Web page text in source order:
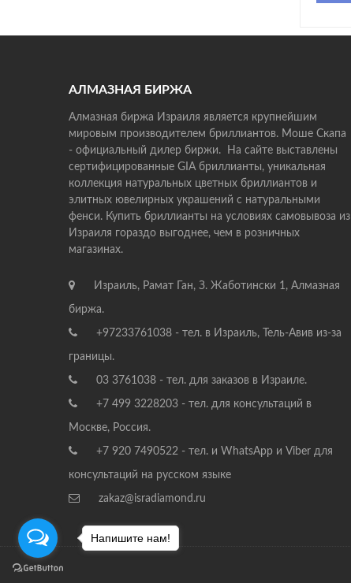
АЛМАЗНАЯ БИРЖА
Алмазная биржа Израиля является крупнейшим
мировым производителем бриллиантов. Моше Скапа
- официальный дилер биржи. На сайте выставлены
сертифицированные GIA бриллианты, уникальная
коллекция натуральных цветных бриллиантов и
элитных ювелирных украшений с натуральными
фенси. Купить бриллианты на условиях самовывоза из
Израиля гораздо выгоднее, чем в розничных
магазинах.
Израиль, Рамат Ган, З. Жаботински 1, Алмазная
биржа.
+97233761038 - тел. в Израиль, Тель-Авив из-за
границы.
03 3761038 - тел. для заказов в Израиле.
+7 499 3228203 - тел. для консультаций в
Москве, Россия.
+7 920 7490522 - тел. и WhatsApp и Viber для
консультаций на русском языке
zakaz@isradiamond.ru
Напишите нам!